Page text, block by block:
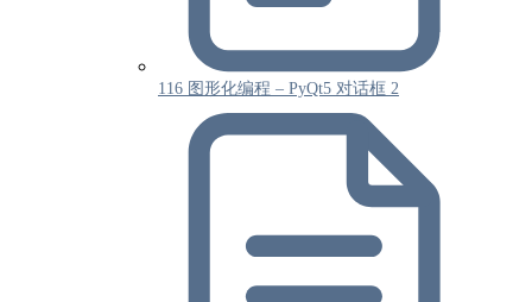
116 图形化编程 – PyQt5 对话框 2